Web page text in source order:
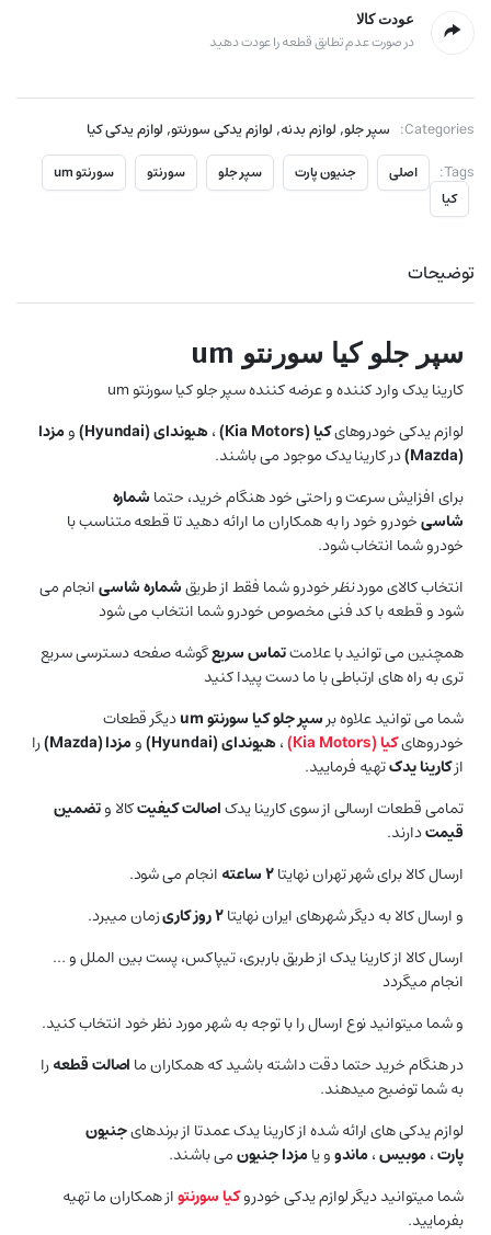
عودت کالا
در صورت عدم تطابق قطعه را عودت دهید
Categories: سپر جلو, لوازم بدنه, لوازم یدکی سورنتو, لوازم یدکی کیا
Tags:
اصلی جنیون پارت سپر جلو سورنتو
سورنتو um
کیا
توضیحات
سپر جلو کیا سورنتو um
کارینا یدک وارد کننده و عرضه کننده سپر جلو کیا سورنتو um
لوازم یدکی خودروهایکیا (Kia Motors
)،هیوندای (Hyundai
)ومزدا
(
Mazda
)در کارینا یدک موجود می باشند.
برای افزایش سرعت و راحتی خود هنگام خرید، حتما شماره
شاسیخودرو خود را به همکاران ما ارائه دهید تا قطعه متناسب با
خودرو شما انتخاب شود.
انتخاب کالای موردنظرخودرو شما فقط از طریقشماره شاسیانجام می
شود و قطعه با کد فنی مخصوص خودرو شما انتخاب می شود
همچنین می توانید با علامتتماس سریعگوشه صفحه دسترسی سریع
تری به راه های ارتباطی با ما دست پیدا کنید
شما می توانید علاوه برسپر جلو کیا سورنتو um
دیگر قطعات
خودروهایکیا (Kia Motors
)،هیوندای (Hyundai
)ومزدا (Mazda
)را
ازکارینا یدکتهیه فرمایید.
تمامی قطعات ارسالی از سوی کارینا یدکاصالت کیفیتکالا وتضمین
قیمتدارند.
ارسال کالا برای شهر تهران نهایتا۲ ساعته
انجام می شود.
و ارسال کالا به دیگر شهرهای ایران نهایتا۲ روز کاری
زمان میبرد.
ارسال کالا از کارینا یدک از طریق باربری، تیپاکس، پست بین الملل و …
انجام میگردد
و شما میتوانید نوع ارسال را با توجه به شهر مورد نظر خود انتخاب کنید.
در هنگام خرید حتما دقت داشته باشید که همکاران ما اصالت قطعهرا
به شما توضیح میدهند.
لوازم یدکی های ارائه شده از کارینا یدک عمدتا از برندهایجنیون
پارت،موبیس،ماندوو یامزدا جنیونمی باشند.
شما میتوانید دیگر لوازم یدکی خودروکیا سورنتواز همکاران ما تهیه
بفرمایید.